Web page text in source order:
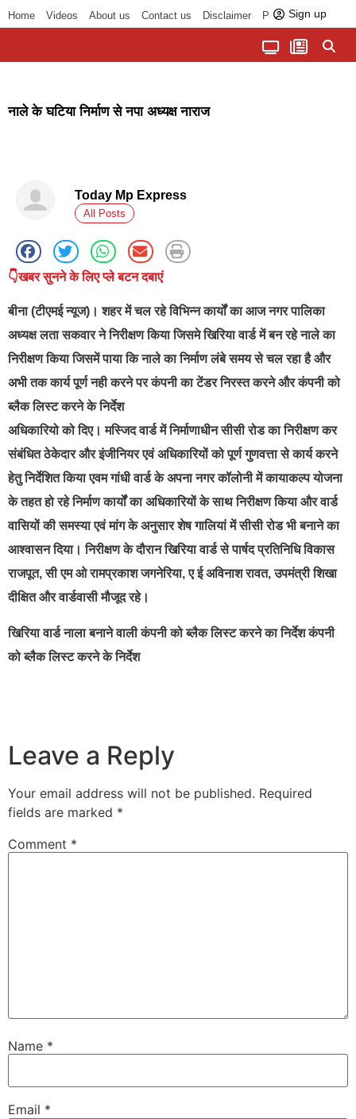
Home Videos About us Contact us Disclaimer Privacy Policy
Sign up
नाले के घटिया निर्माण से नपा अध्यक्ष नाराज
Today Mp Express
All Posts
👇खबर सुनने के लिए प्ले बटन दबाएं
बीना (टीएमई न्यूज)। शहर में चल रहे विभिन्न कार्यों का आज नगर पालिका
अध्यक्ष लता सकवार ने निरीक्षण किया जिसमे खिरिया वार्ड में बन रहे नाले का
निरीक्षण किया जिसमें पाया कि नाले का निर्माण लंबे समय से चल रहा है और
अभी तक कार्य पूर्ण नही करने पर कंपनी का टेंडर निरस्त करने और कंपनी को
ब्लैक लिस्ट करने के निर्देश
अधिकारियो को दिए। मस्जिद वार्ड में निर्माणाधीन सीसी रोड का निरीक्षण कर
संबंधित ठेकेदार और इंजीनियर एवं अधिकारियों को पूर्ण गुणवत्ता से कार्य करने
हेतु निर्देशित किया एवम गांधी वार्ड के अपना नगर कॉलोनी में कायाकल्प योजना
के तहत हो रहे निर्माण कार्यों का अधिकारियों के साथ निरीक्षण किया और वार्ड
वासियों की समस्या एवं मांग के अनुसार शेष गालियां में सीसी रोड भी बनाने का
आश्वासन दिया। निरीक्षण के दौरान खिरिया वार्ड से पार्षद प्रतिनिधि विकास
राजपूत, सी एम ओ रामप्रकाश जगनेरिया, ए ई अविनाश रावत, उपमंत्री शिखा
दीक्षित और वार्डवासी मौजूद रहे।
खिरिया वार्ड नाला बनाने वाली कंपनी को ब्लैक लिस्ट करने का निर्देश कंपनी
को ब्लैक लिस्ट करने के निर्देश
Leave a Reply
Your email address will not be published. Required
fields are marked *
Comment *
Name *
Email *